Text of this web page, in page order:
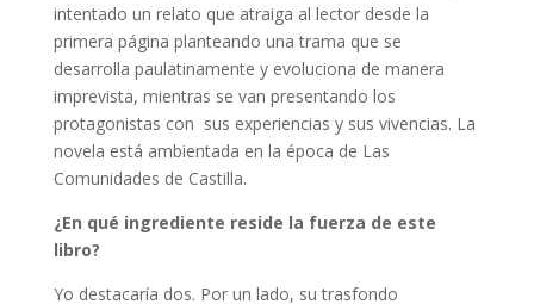
intentado un relato que atraiga al lector desde la
primera página planteando una trama que se
desarrolla paulatinamente y evoluciona de manera
imprevista, mientras se van presentando los
protagonistas con sus experiencias y sus vivencias. La
novela está ambientada en la época de Las
Comunidades de Castilla.
¿En qué ingrediente reside la fuerza de este
libro?
Yo destacaría dos. Por un lado, su trasfondo